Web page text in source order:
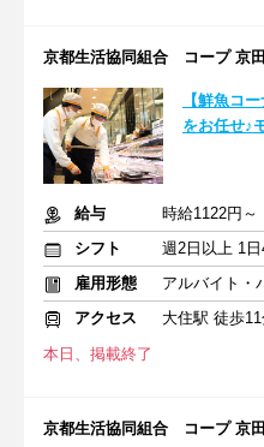
京都生活協同組合 コープ 京
【鮮魚コ
をお任せ♪
給与
時給1122円～
シフト
週2日以上 1
雇用形態
アルバイト・
アクセス
大住駅 徒歩
本日、掲載終了
京都生活協同組合 コープ 京